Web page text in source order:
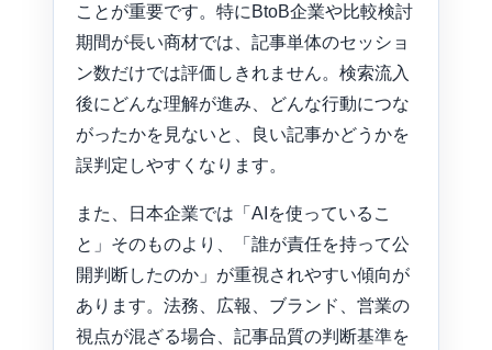
ことが重要です。特にBtoB企業や比較検討
期間が長い商材では、記事単体のセッショ
ン数だけでは評価しきれません。検索流入
後にどんな理解が進み、どんな行動につな
がったかを見ないと、良い記事かどうかを
誤判定しやすくなります。
また、日本企業では「AIを使っているこ
と」そのものより、「誰が責任を持って公
開判断したのか」が重視されやすい傾向が
あります。法務、広報、ブランド、営業の
視点が混ざる場合、記事品質の判断基準を